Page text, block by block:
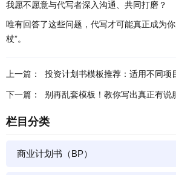
我愿不愿意与代写者深入沟通、共同打磨？
唯有回答了这些问题，代写才可能真正成为你
杖”。
上一篇： 投资计划书模板推荐：适用不同项
下一篇： 别再乱套模板！教你写出真正有说
栏目分类
商业计划书（BP）